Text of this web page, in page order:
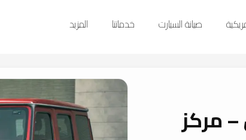
صيانة السيارت خدماتنا المزيد
مركز